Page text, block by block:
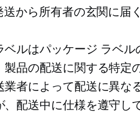
送から所有者の玄関に届
ベルはパッケージ ラベ
製品の配送に関する特定
業者によって配送に異な
、配送中に仕様を遵守し